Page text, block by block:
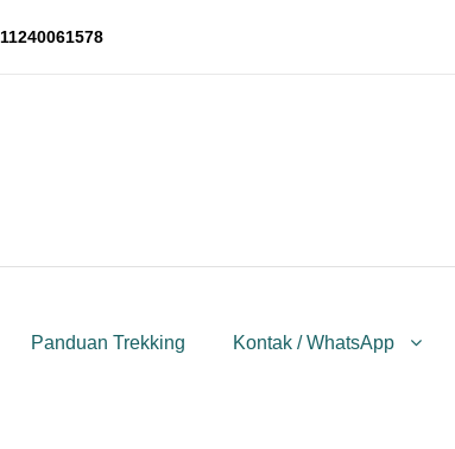
Panduan Trekking Kontak / WhatsApp